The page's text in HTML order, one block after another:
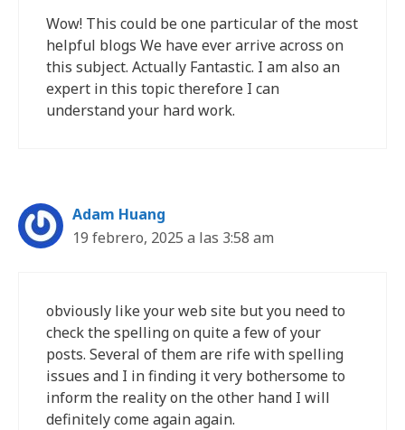
Wow! This could be one particular of the most
helpful blogs We have ever arrive across on
this subject. Actually Fantastic. I am also an
expert in this topic therefore I can
understand your hard work.
Adam Huang
19 febrero, 2025 a las 3:58 am
obviously like your web site but you need to
check the spelling on quite a few of your
posts. Several of them are rife with spelling
issues and I in finding it very bothersome to
inform the reality on the other hand I will
definitely come again again.